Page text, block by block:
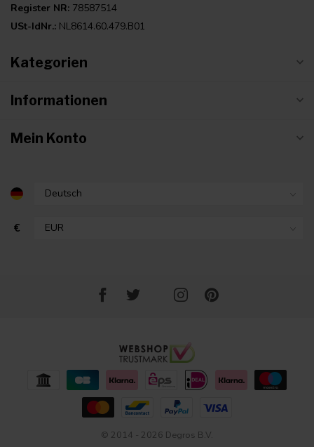
Register NR: 78587514
USt-IdNr.: NL8614.60.479.B01
Kategorien
Informationen
Mein Konto
€
© 2014 - 2026 Degros B.V.